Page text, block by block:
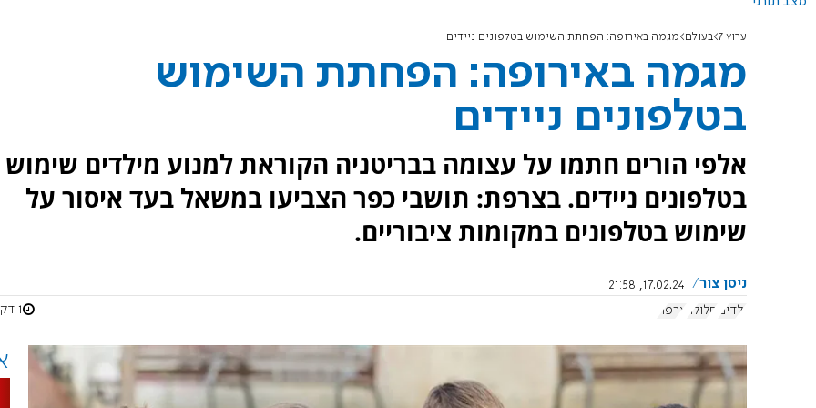
ערוץ 7 בעולם מגמה באירופה: הפחתת השימוש בטלפונים ניידים
מגמה באירופה: הפחתת השימוש
בטלפונים ניידים
אלפי הורים חתמו על עצומה בבריטניה הקוראת למנוע מילדים שימוש
בטלפונים ניידים. בצרפת: תושבי כפר הצביעו במשאל בעד איסור על
שימוש בטלפונים במקומות ציבוריים.
ניסן צור
17.02.24, 21:58
ילדים סלולר צרפת 1 דקות